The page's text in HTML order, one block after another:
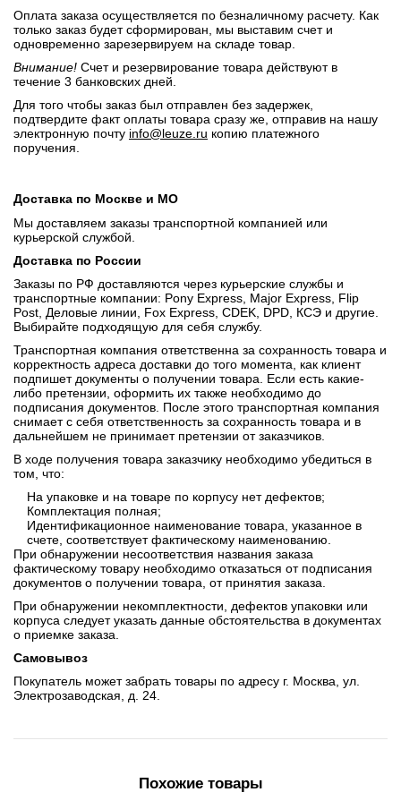
Оплата заказа осуществляется по безналичному расчету. Как
только заказ будет сформирован, мы выставим счет и
одновременно зарезервируем на складе товар.
Внимание! Счет и резервирование товара действуют в
течение 3 банковских дней.
Для того чтобы заказ был отправлен без задержек,
подтвердите факт оплаты товара сразу же, отправив на нашу
электронную почту info@leuze.ru копию платежного
поручения.
Доставка по Москве и МО
Мы доставляем заказы транспортной компанией или
курьерской службой.
Доставка по России
Заказы по РФ доставляются через курьерские службы и
транспортные компании: Pony Express, Major Express, Flip
Post, Деловые линии, Fox Express, CDEK, DPD, КСЭ и другие.
Выбирайте подходящую для себя службу.
Транспортная компания ответственна за сохранность товара и
корректность адреса доставки до того момента, как клиент
подпишет документы о получении товара. Если есть какие-
либо претензии, оформить их также необходимо до
подписания документов. После этого транспортная компания
снимает с себя ответственность за сохранность товара и в
дальнейшем не принимает претензии от заказчиков.
В ходе получения товара заказчику необходимо убедиться в
том, что:
На упаковке и на товаре по корпусу нет дефектов;
Комплектация полная;
Идентификационное наименование товара, указанное в
счете, соответствует фактическому наименованию.
При обнаружении несоответствия названия заказа
фактическому товару необходимо отказаться от подписания
документов о получении товара, от принятия заказа.
При обнаружении некомплектности, дефектов упаковки или
корпуса следует указать данные обстоятельства в документах
о приемке заказа.
Самовывоз
Покупатель может забрать товары по адресу г. Москва, ул.
Электрозаводская, д. 24.
Похожие товары